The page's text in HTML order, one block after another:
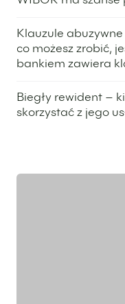
Klauzule
co możesz zrobić,
bankiem zawiera
Biegły rewident –
skorzystać z jego